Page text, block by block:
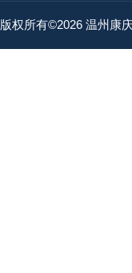
版权所有©2026 温州康